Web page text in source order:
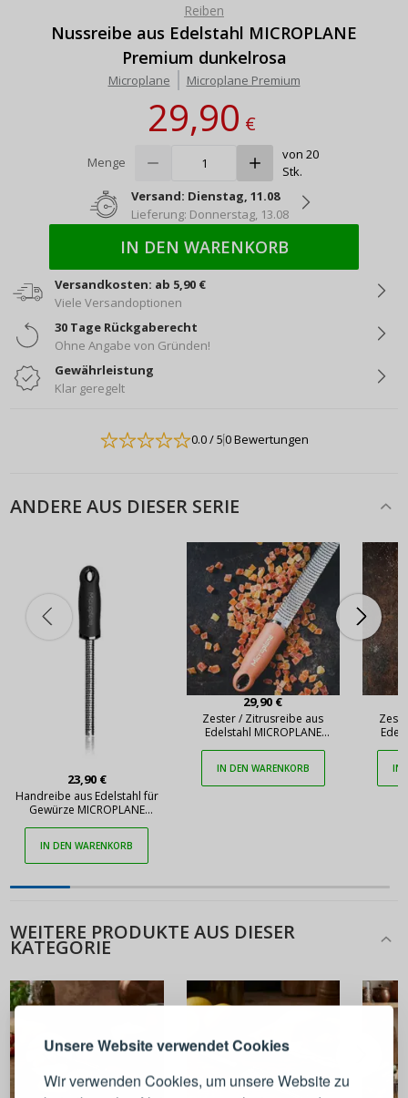
Unsere Website verwendet Cookies
Wir verwenden Cookies, um unsere Website zu
Reiben
Nussreibe aus Edelstahl MICROPLANE
Premium dunkelrosa
Microplane Microplane Premium
29,90€
Menge
von 20
Stk.
Versand: Dienstag, 11.08
Lieferung: Donnerstag, 13.08
IN DEN WARENKORB
Versandkosten: ab 5,90 €
Viele Versandoptionen
30 Tage Rückgaberecht
Ohne Angabe von Gründen!
Gewährleistung
Klar geregelt
0.0/ 50 Bewertungen
ANDERE AUS DIESER SERIE
23,90 €
Handreibe aus Edelstahl für
Gewürze MICROPLANE
IN DEN WARENKORB
29,90 €
Zester / Zitrusreibe aus
Edelstahl MICROPLANE
IN DEN WARENKORB IN
WEITERE PRODUKTE AUS DIESER
KATEGORIE
Melden Sie sich bei Ihrem